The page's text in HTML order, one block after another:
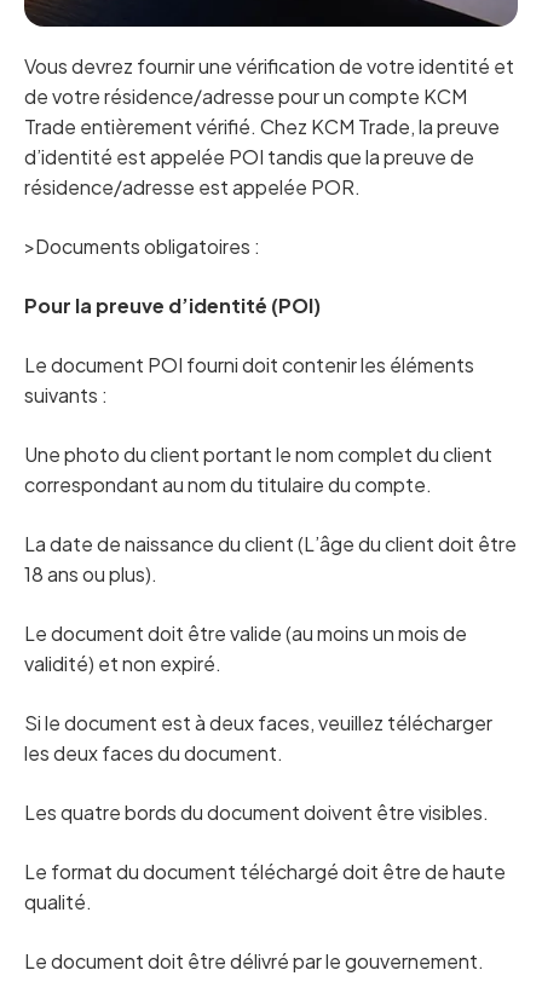
Vous devrez fournir une vérification de votre identité et
de votre résidence/adresse pour un compte KCM
Trade entièrement vérifié. Chez KCM Trade, la preuve
d’identité est appelée POI tandis que la preuve de
résidence/adresse est appelée POR.
>Documents obligatoires :
Pour la preuve d’identité (POI)
Le document POI fourni doit contenir les éléments
suivants :
Une photo du client portant le nom complet du client
correspondant au nom du titulaire du compte.
La date de naissance du client (L’âge du client doit être
18 ans ou plus).
Le document doit être valide (au moins un mois de
validité) et non expiré.
Si le document est à deux faces, veuillez télécharger
les deux faces du document.
Les quatre bords du document doivent être visibles.
Le format du document téléchargé doit être de haute
qualité.
Le document doit être délivré par le gouvernement.